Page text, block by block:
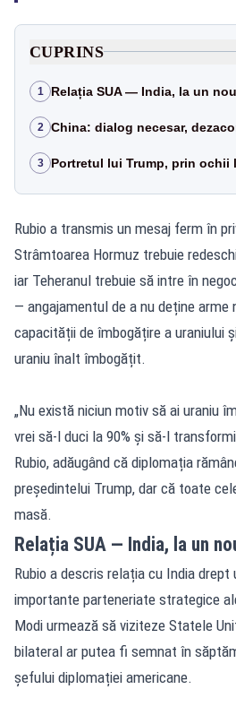
CUPRINS
1 Relația SUA — India, la un
2 China: dialog necesar,
3 Portretul lui Trump, prin ochii
Rubio a transmis un mesaj ferm în
Strâmtoarea Hormuz trebuie
iar Teheranul trebuie să intre în
— angajamentul de a nu deține arme
capacității de îmbogățire a uraniului
uraniu înalt îmbogățit.
„Nu există niciun motiv să ai uraniu
vrei să-l duci la 90% și să-l
Rubio, adăugând că diplomația
președintelui Trump, dar că toate
masă.
Relația SUA — India, la un
Rubio a descris relația cu India
importante parteneriate strategice
Modi urmează să viziteze Statele
bilateral ar putea fi semnat în
șefului diplomației americane.